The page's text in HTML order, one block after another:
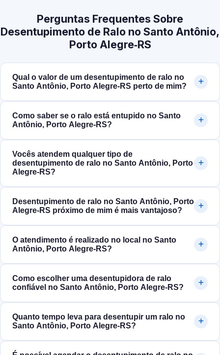
Perguntas Frequentes Sobre
Desentupimento de Ralo no Santo Antônio,
Porto Alegre‑RS
Qual o valor de um desentupimento de ralo no
Santo Antônio, Porto Alegre‑RS perto de mim?
Como saber se o ralo está entupido no Santo
Antônio, Porto Alegre‑RS?
Vocês atendem qualquer tipo de
desentupimento de ralo no Santo Antônio, Porto
Alegre‑RS?
Desentupimento de ralo no Santo Antônio, Porto
Alegre‑RS próximo de mim é mais vantajoso?
O atendimento é realizado no local no Santo
Antônio, Porto Alegre‑RS?
Como escolher uma desentupidora de ralo
confiável no Santo Antônio, Porto Alegre‑RS?
Quanto tempo leva para desentupir um ralo no
Santo Antônio, Porto Alegre‑RS?